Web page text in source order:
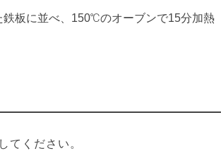
板に並べ、150℃のオーブンで15分加熱
てください。